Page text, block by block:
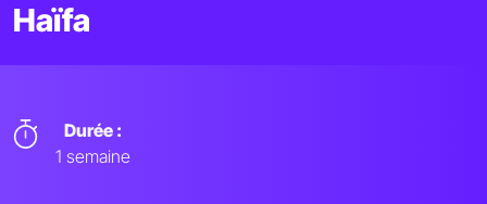
Haïfa
Durée :
1 semaine